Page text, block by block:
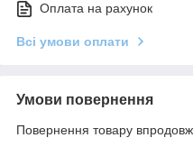
Оплата на рахунок
Всі умови оплати
Умови повернення
Повернення товару